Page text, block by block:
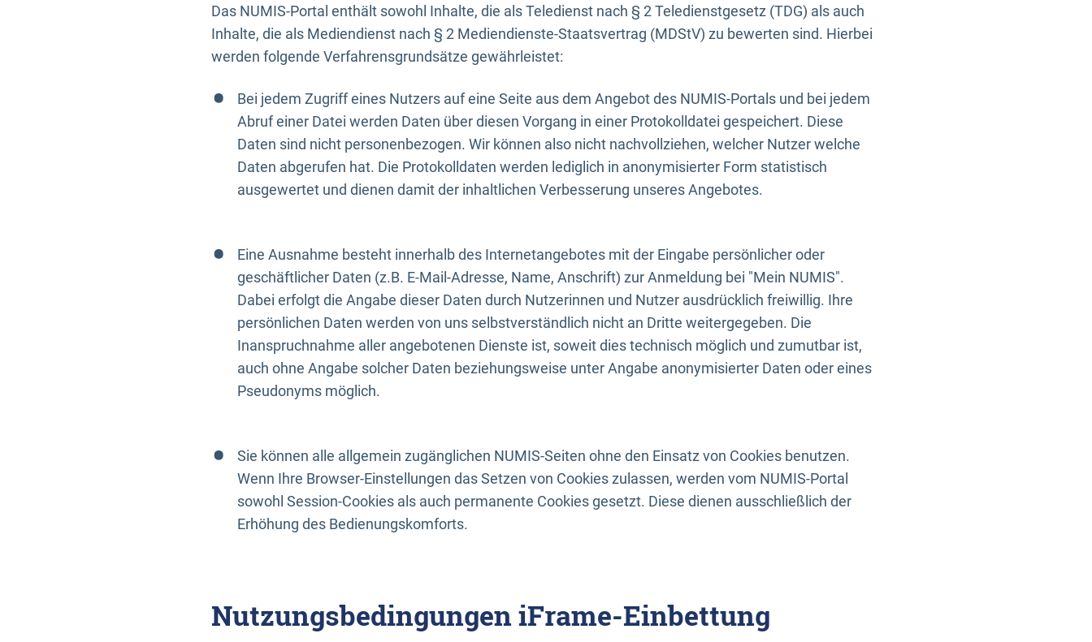
Das NUMIS-Portal enthält sowohl Inhalte, die als Teledienst nach § 2 Teledienstgesetz (TDG) als auch
Inhalte, die als Mediendienst nach § 2 Mediendienste-Staatsvertrag (MDStV) zu bewerten sind. Hierbei
werden folgende Verfahrensgrundsätze gewährleistet:
Bei jedem Zugriff eines Nutzers auf eine Seite aus dem Angebot des NUMIS-Portals und bei jedem
Abruf einer Datei werden Daten über diesen Vorgang in einer Protokolldatei gespeichert. Diese
Daten sind nicht personenbezogen. Wir können also nicht nachvollziehen, welcher Nutzer welche
Daten abgerufen hat. Die Protokolldaten werden lediglich in anonymisierter Form statistisch
ausgewertet und dienen damit der inhaltlichen Verbesserung unseres Angebotes.
Eine Ausnahme besteht innerhalb des Internetangebotes mit der Eingabe persönlicher oder
geschäftlicher Daten (z.B. E-Mail-Adresse, Name, Anschrift) zur Anmeldung bei "Mein NUMIS".
Dabei erfolgt die Angabe dieser Daten durch Nutzerinnen und Nutzer ausdrücklich freiwillig. Ihre
persönlichen Daten werden von uns selbstverständlich nicht an Dritte weitergegeben. Die
Inanspruchnahme aller angebotenen Dienste ist, soweit dies technisch möglich und zumutbar ist,
auch ohne Angabe solcher Daten beziehungsweise unter Angabe anonymisierter Daten oder eines
Pseudonyms möglich.
Sie können alle allgemein zugänglichen NUMIS-Seiten ohne den Einsatz von Cookies benutzen.
Wenn Ihre Browser-Einstellungen das Setzen von Cookies zulassen, werden vom NUMIS-Portal
sowohl Session-Cookies als auch permanente Cookies gesetzt. Diese dienen ausschließlich der
Erhöhung des Bedienungskomforts.
Nutzungsbedingungen iFrame-Einbettung